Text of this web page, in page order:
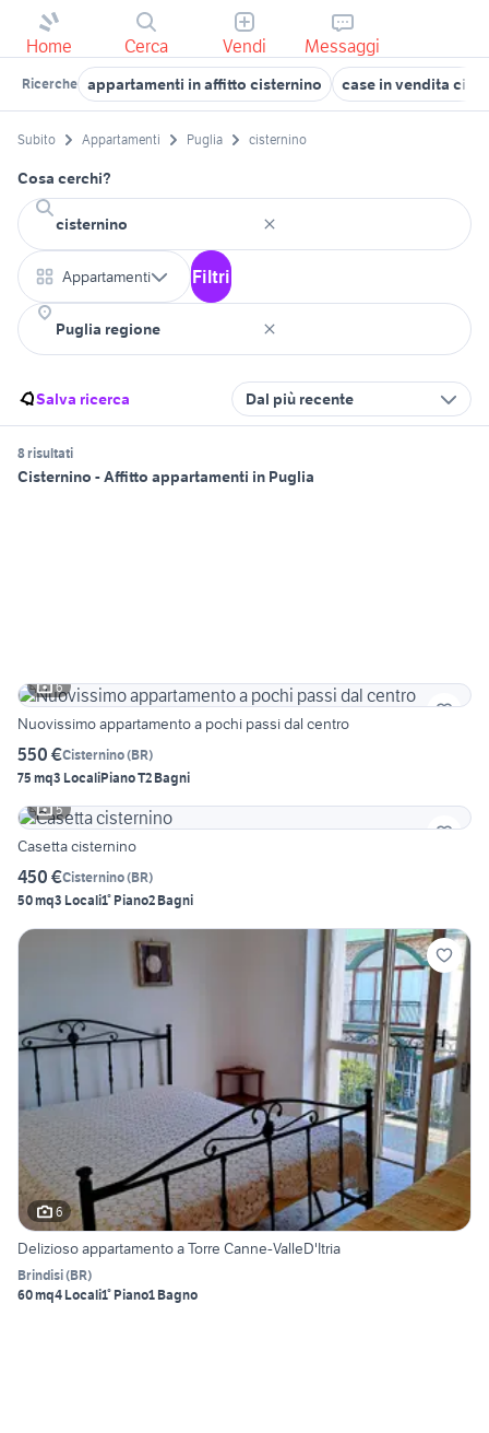
Home Cerca Vendi Messaggi
Ricerche appartamenti in affitto cisternino case in vendita
Subito Appartamenti Puglia cisternino
Cosa cerchi?
Appartamenti Filtri
Salva ricerca Dal più recente
8 risultati
Cisternino - Affitto appartamenti in Puglia
6
Nuovissimo appartamento a pochi passi dal centro
550 €Cisternino(BR)
75 mq3 LocaliPiano T2 Bagni
5
Casetta cisternino
450 €Cisternino(BR)
50 mq3 Locali1° Piano2 Bagni
6
Delizioso appartamento a Torre Canne-ValleD'Itria
Brindisi(BR)
60 mq4 Locali1° Piano1 Bagno